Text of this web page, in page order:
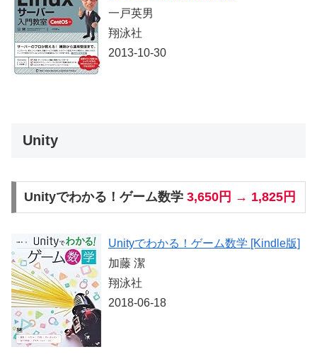
一戸英男
翔泳社
2013-10-30
Unity
Unityでわかる！ゲーム数学 3,650円 → 1,825円
Unityでわかる！ゲーム数学 [Kindle版]
加藤 潔
翔泳社
2018-06-18